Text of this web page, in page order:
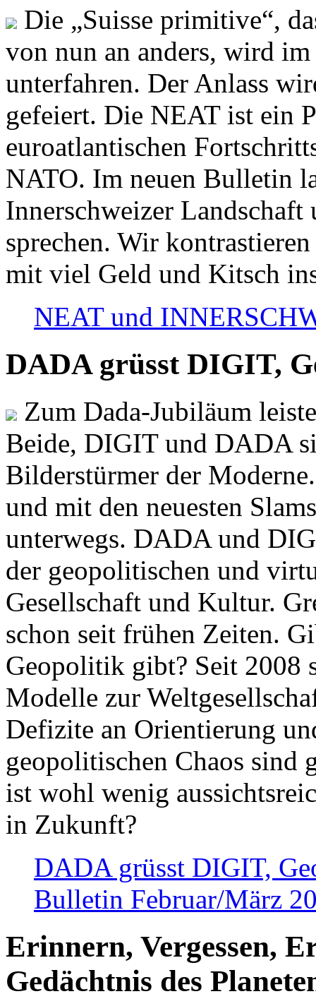
Die „Suisse primitive“,
von nun an anders, wird
unterfahren. Der Anlass
gefeiert. Die NEAT ist ein
euroatlantischen
NATO. Im neuen Bulletin
Innerschweizer
sprechen. Wir
mit viel Geld und Kitsch
NEAT und
DADA grüsst DIGIT,
Zum Dada-Jubiläum
Beide, DIGIT und DADA
Bilderstürmer der
und mit den neuesten
unterwegs. DADA und
der geopolitischen und
Gesellschaft und Kultur.
schon seit frühen Zeiten.
Geopolitik gibt? Seit 2008
Modelle zur
Defizite an Orientierung
geopolitischen Chaos sind
ist wohl wenig
in Zukunft?
DADA grüsst DIGIT,
Bulletin Februar/März
Erinnern, Vergessen,
Gedächtnis des